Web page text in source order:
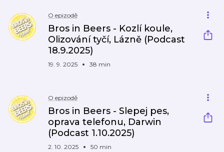
O epizodě
Bros in Beers - Kozlí koule,
Olizování tyčí, Lázně (Podcast
18.9.2025)
19. 9. 2025 38 min
O epizodě
Bros in Beers - Slepej pes,
oprava telefonu, Darwin
(Podcast 1.10.2025)
2. 10. 2025 50 min